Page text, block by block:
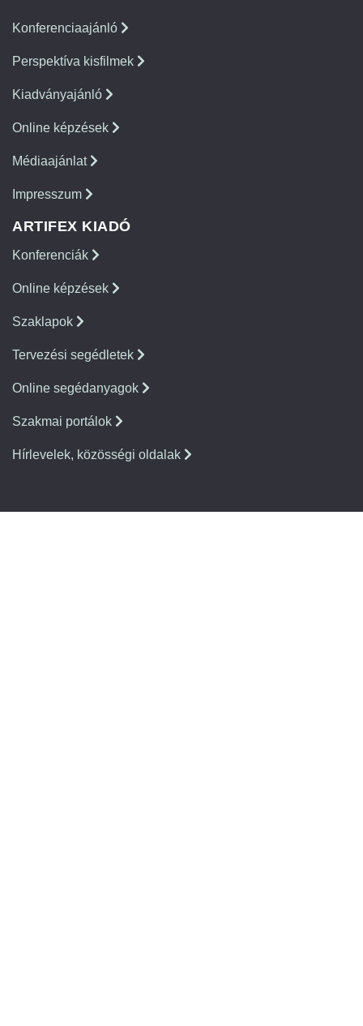
Konferenciaajánló
Perspektíva kisfilmek
Kiadványajánló
Online képzések
Médiaajánlat
Impresszum
ARTIFEX KIADÓ
Konferenciák
Online képzések
Szaklapok
Tervezési segédletek
Online segédanyagok
Szakmai portálok
Hírlevelek, közösségi oldalak